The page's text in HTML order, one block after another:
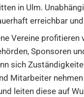
in Ulm.
erreichbar
Vereine
Sponsoren
sich
Mitarbeiter
leiten diese auf